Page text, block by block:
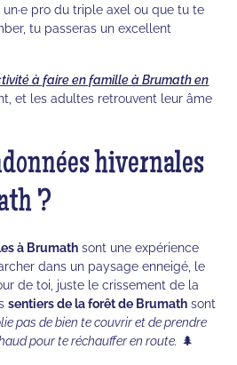
pro du triple axel ou que tu te
tu passeras un excellent
à faire en famille à Brumath en
et les adultes retrouvent leur âme
hivernales
?
à Brumath sont une expérience
dans un paysage enneigé, le
de toi, juste le crissement de la
sentiers de la forêt de Brumath sont
pas de bien te couvrir et de prendre
pour te réchauffer en route. 🌲